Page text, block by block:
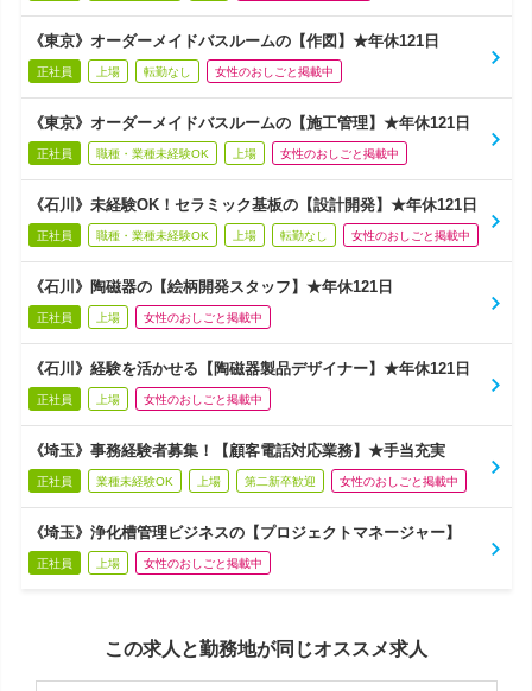
《東京》オーダーメイドバスルームの【作図】★年休121日
正社員 上場 転勤なし 女性のおしごと掲載中
《東京》オーダーメイドバスルームの【施工管理】★年休121日
正社員 職種・業種未経験OK 上場 女性のおしごと掲載中
《石川》未経験OK！セラミック基板の【設計開発】★年休121日
正社員 職種・業種未経験OK 上場 転勤なし 女性のおしごと掲載中
《石川》陶磁器の【絵柄開発スタッフ】★年休121日
正社員 上場 女性のおしごと掲載中
《石川》経験を活かせる【陶磁器製品デザイナー】★年休121日
正社員 上場 女性のおしごと掲載中
《埼玉》事務経験者募集！【顧客電話対応業務】★手当充実
正社員 業種未経験OK 上場 第二新卒歓迎 女性のおしごと掲載中
《埼玉》浄化槽管理ビジネスの【プロジェクトマネージャー】
正社員 上場 女性のおしごと掲載中
この求人と勤務地が同じオススメ求人